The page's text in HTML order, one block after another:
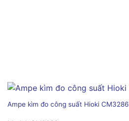
Ampe kìm đo công suất Hioki CM3286